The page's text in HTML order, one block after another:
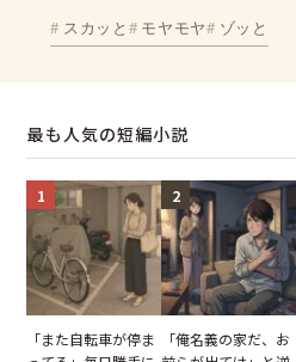
スカッと モヤモヤ ゾッと
最も人気の短編小説
1
「また自転車が停ま
2
「俺名義の家だ、お